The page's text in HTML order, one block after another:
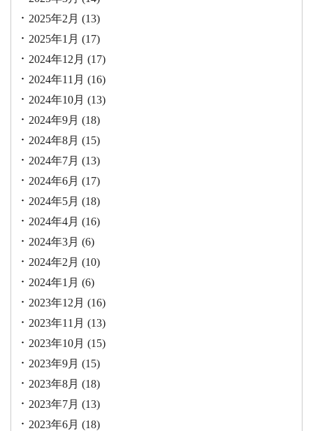
2025年2月 (13)
2025年1月 (17)
2024年12月 (17)
2024年11月 (16)
2024年10月 (13)
2024年9月 (18)
2024年8月 (15)
2024年7月 (13)
2024年6月 (17)
2024年5月 (18)
2024年4月 (16)
2024年3月 (6)
2024年2月 (10)
2024年1月 (6)
2023年12月 (16)
2023年11月 (13)
2023年10月 (15)
2023年9月 (15)
2023年8月 (18)
2023年7月 (13)
2023年6月 (18)